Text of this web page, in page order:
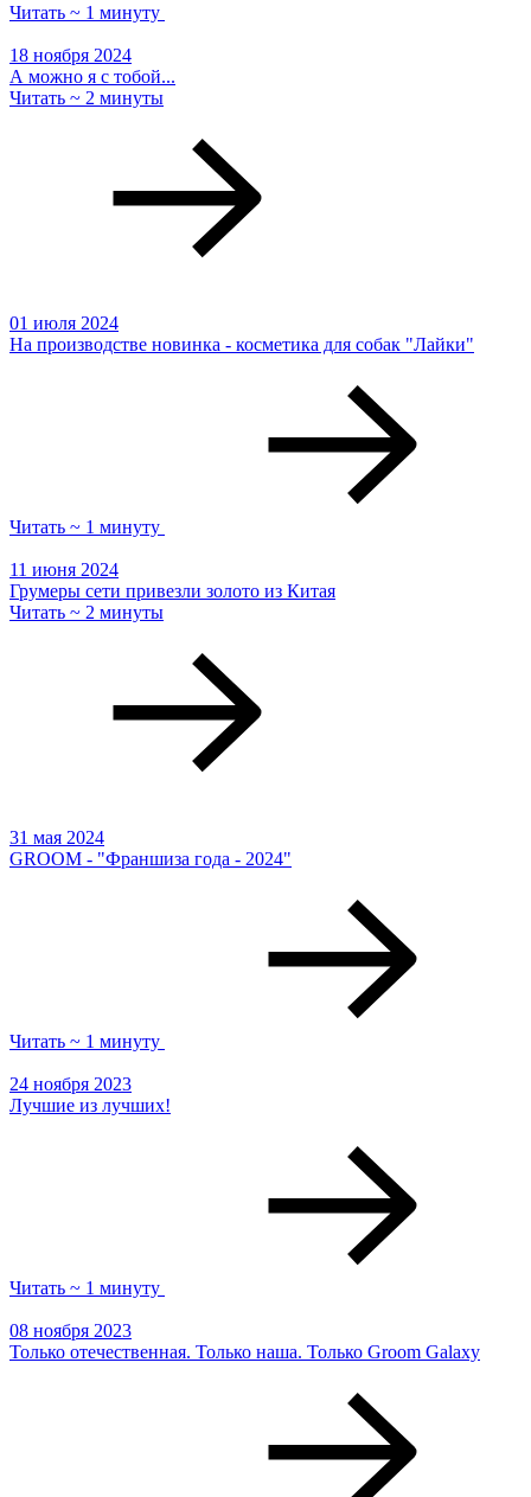
Читать ~ 1 минуту
18 ноября 2024
А можно я с тобой...
Читать ~ 2 минуты
01 июля 2024
На производстве новинка - косметика для собак "Лайки"
Читать ~ 1 минуту
11 июня 2024
Грумеры сети привезли золото из Китая
Читать ~ 2 минуты
31 мая 2024
GROOM - "Франшиза года - 2024"
Читать ~ 1 минуту
24 ноября 2023
Лучшие из лучших!
Читать ~ 1 минуту
08 ноября 2023
Только отечественная. Только наша. Только Groom Galaxy